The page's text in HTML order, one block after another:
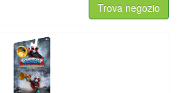
Trova negozio